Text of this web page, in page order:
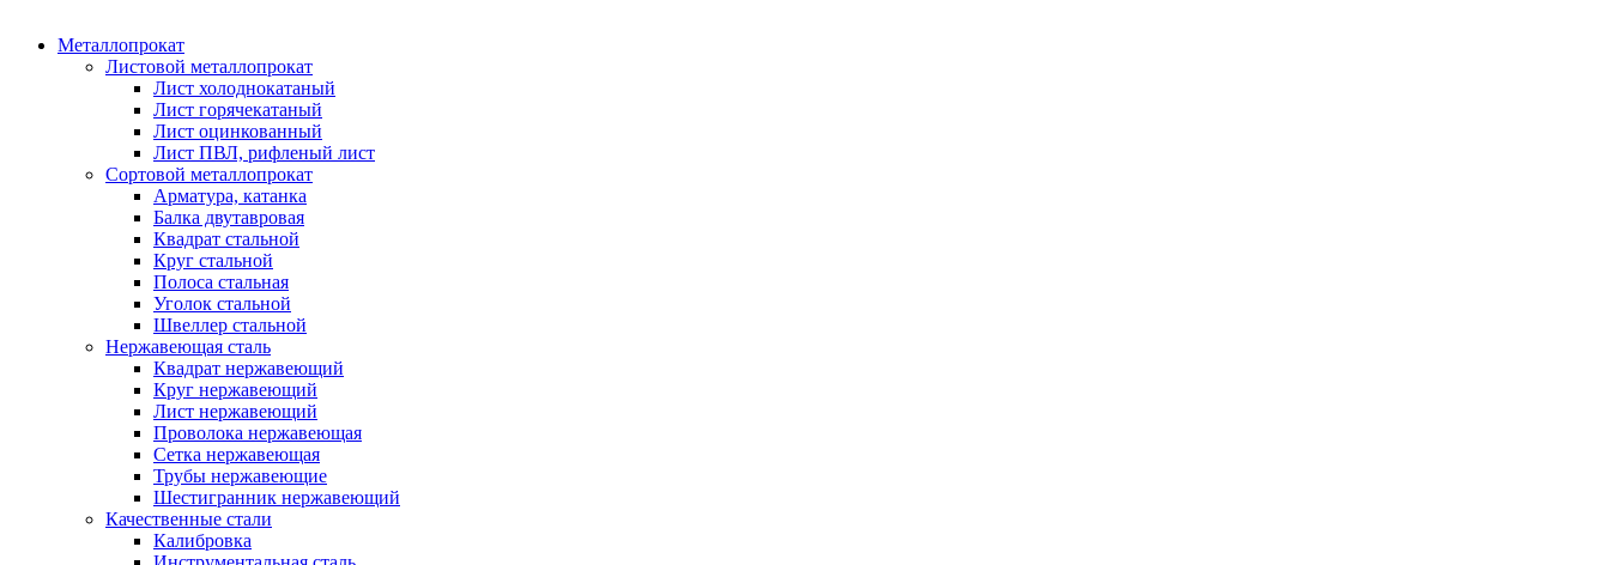
Металлопрокат
Листовой металлопрокат
Лист холоднокатаный
Лист горячекатаный
Лист оцинкованный
Лист ПВЛ, рифленый лист
Сортовой металлопрокат
Арматура, катанка
Балка двутавровая
Квадрат стальной
Круг стальной
Полоса стальная
Уголок стальной
Швеллер стальной
Нержавеющая сталь
Квадрат нержавеющий
Круг нержавеющий
Лист нержавеющий
Проволока нержавеющая
Сетка нержавеющая
Трубы нержавеющие
Шестигранник нержавеющий
Качественные стали
Калибровка